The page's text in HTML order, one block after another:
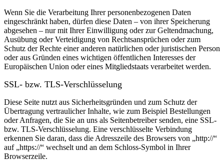
Wenn Sie die Verarbeitung Ihrer personenbezogenen Daten
eingeschränkt haben, dürfen diese Daten – von ihrer Speicherung
abgesehen – nur mit Ihrer Einwilligung oder zur Geltendmachung,
Ausübung oder Verteidigung von Rechtsansprüchen oder zum
Schutz der Rechte einer anderen natürlichen oder juristischen Person
oder aus Gründen eines wichtigen öffentlichen Interesses der
Europäischen Union oder eines Mitgliedstaats verarbeitet werden.
SSL- bzw. TLS-Verschlüsselung
Diese Seite nutzt aus Sicherheitsgründen und zum Schutz der
Übertragung vertraulicher Inhalte, wie zum Beispiel Bestellungen
oder Anfragen, die Sie an uns als Seitenbetreiber senden, eine SSL-
bzw. TLS-Verschlüsselung. Eine verschlüsselte Verbindung
erkennen Sie daran, dass die Adresszeile des Browsers von „http://“
auf „https://“ wechselt und an dem Schloss-Symbol in Ihrer
Browserzeile.